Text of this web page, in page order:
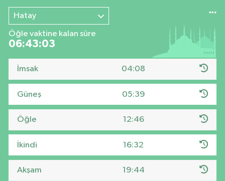
Hatay
Öğle vaktine kalan süre
06:43:03
İmsak 04:08
Güneş 05:39
Öğle 12:46
İkindi 16:32
Akşam 19:44